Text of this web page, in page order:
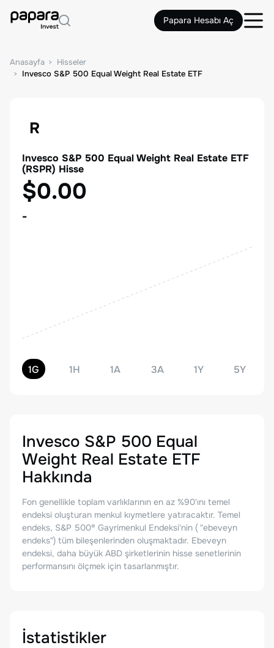
Papara Hesabı Aç
Anasayfa
Hisseler
Invesco S&P 500 Equal Weight Real Estate ETF
R
Invesco S&P 500 Equal Weight Real Estate ETF
(RSPR) Hisse
$0.00
-
1G 1H 1A 3A 1Y 5Y
Invesco S&P 500 Equal
Weight Real Estate ETF
Hakkında
Fon genellikle toplam varlıklarının en az %90'ını temel
endeksi oluşturan menkul kıymetlere yatıracaktır. Temel
endeks, S&P 500® Gayrimenkul Endeksi'nin ( "ebeveyn
endeks") tüm bileşenlerinden oluşmaktadır. Ebeveyn
endeksi, daha büyük ABD şirketlerinin hisse senetlerinin
performansını ölçmek için tasarlanmıştır.
İstatistikler